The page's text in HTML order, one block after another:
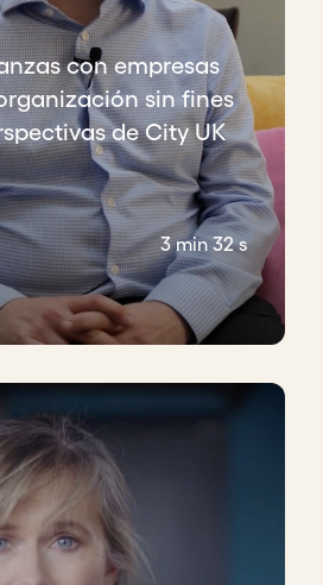
con empresas
sin fines
de City UK
3 min 32 s